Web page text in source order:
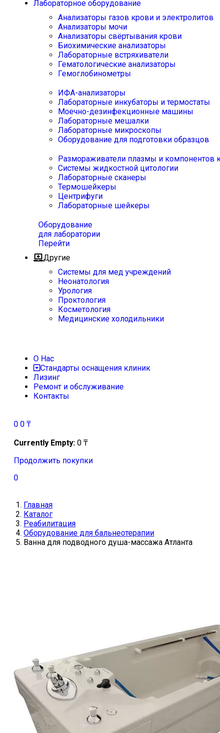
Лабораторное оборудование
Анализаторы газов крови и электролитов
Анализаторы мочи
Анализаторы свёртывания крови
Биохимические анализаторы
Лабораторные встряхиватели
Гематологические анализаторы
Гемоглобинометры
ИФА-анализаторы
Лабораторные инкубаторы и термостаты
Моечно-дезинфекционные машины
Лабораторные мешалки
Лабораторные микроскопы
Оборудование для подготовки образцов
Размораживатели плазмы и компонентов
Системы жидкостной цитологии
Лабораторные сканеры
Термошейкеры
Центрифуги
Лабораторные шейкеры
Оборудование
для лаборатории
Перейти
Другие
Системы для мед учреждений
Неонатология
Урология
Проктология
Косметология
Медицинские холодильники
О Нас
Стандарты оснащения клиник
Лизинг
Ремонт и обслуживание
Контакты
0 0 ₸
Currently Empty: 0 ₸
Продолжить покупки
0
Главная
Каталог
Реабилитация
Оборудование для бальнеотерапии
Ванна для подводного душа-массажа Атланта